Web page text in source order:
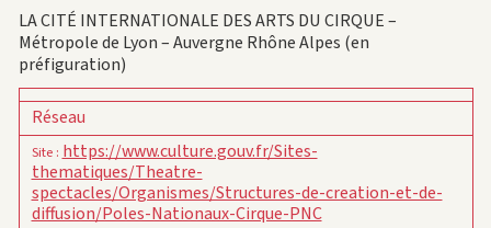
LA CITÉ INTERNATIONALE DES ARTS DU CIRQUE –
Métropole de Lyon – Auvergne Rhône Alpes (en
préfiguration)
Réseau
Site: https://www.culture.gouv.fr/Sites-
thematiques/Theatre-
spectacles/Organismes/Structures-de-creation-et-de-
diffusion/Poles-Nationaux-Cirque-PNC